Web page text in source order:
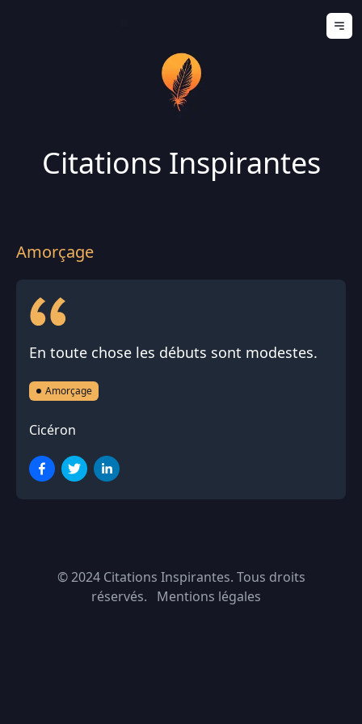
Citations Inspirantes
Amorçage
En toute chose les débuts sont modestes.
Amorçage
Cicéron
© 2024 Citations Inspirantes. Tous droits
réservés.
Mentions légales